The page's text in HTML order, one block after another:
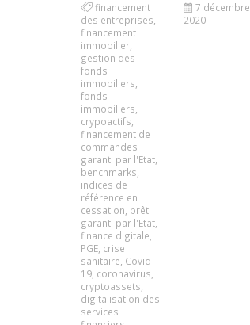
financement
des entreprises
financement
immobilier
gestion des
fonds
immobiliers
fonds
immobiliers
crypoactifs
financement de
commandes
garanti par l'Etat
benchmarks
indices de
référence en
cessation prêt
garanti par l'Etat
finance digitale
PGE crise
sanitaire Covid-
19 coronavirus
cryptoassets
digitalisation des
services
7 décembre
2020